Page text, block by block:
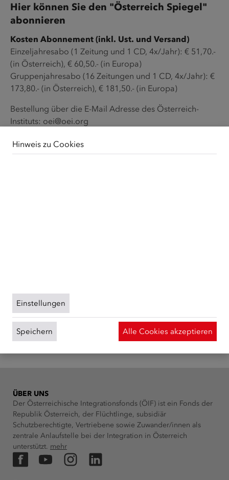
Hier können Sie den "Österreich Spiegel"
abonnieren
Kosten Abonnement (inkl. Ust. und Versand)
Einzeljahresabo (1 Zeitung und 1 CD, 4x/Jahr): € 51,70.-
(in Österreich), € 60,50.- (in Europa)
Gruppenjahresabo (16 Zeitungen und 1 CD, 4x/Jahr): €
173,80.- (in Österreich), € 181,50.- (in Europa)
Bestellung über die E-Mail Adresse des Österreich-
Instituts: oei@oei.org
ÜBER UNS
Der Österreichische Integrationsfonds (ÖIF) ist ein Fonds der
Republik Österreich, der Flüchtlinge, subsidiär
Schutzberechtigte, Vertriebene sowie Zuwander/innen als
zentrale Anlaufstelle bei der Integration in Österreich
unterstützt. mehr
FacebookYouTubeInstagramLinkedIn
Hinweis zu Cookies
Einstellungen
Speichern Alle Cookies akzeptieren